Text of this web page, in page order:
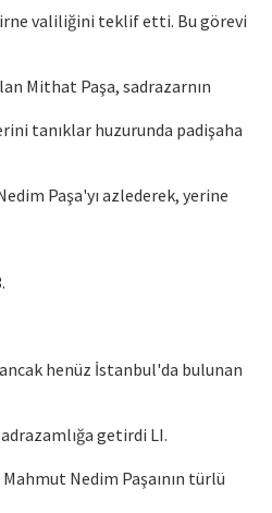
valiliğini teklif etti. Bu görevi
Mithat Paşa, sadrazarnın
tanıklar huzurunda padişaha
Paşa'yı azlederek, yerine
henüz İstanbul'da bulunan
getirdi LI.
Nedim Paşaının türlü